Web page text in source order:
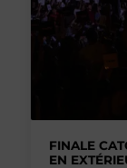
FINALE
EN